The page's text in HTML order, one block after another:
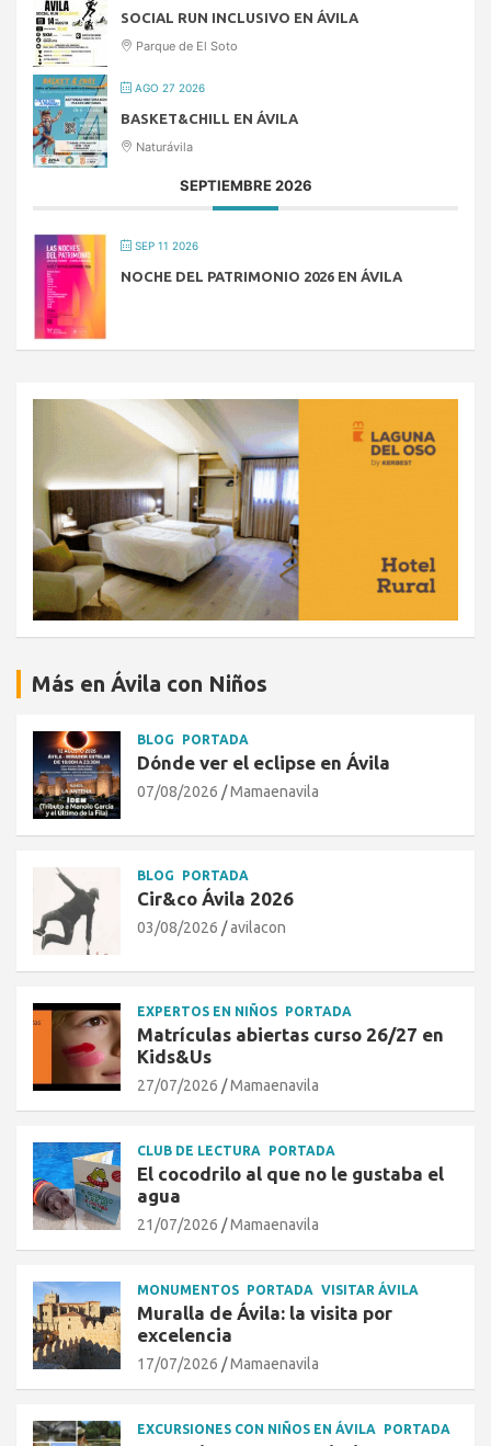
SOCIAL RUN INCLUSIVO EN ÁVILA
Parque de El Soto
AGO 27 2026
BASKET&CHILL EN ÁVILA
Naturávila
SEPTIEMBRE 2026
SEP 11 2026
NOCHE DEL PATRIMONIO 2026 EN ÁVILA
Más en Ávila con Niños
BLOG PORTADA
Dónde ver el eclipse en Ávila
07/08/2026 Mamaenavila
BLOG PORTADA
Cir&co Ávila 2026
03/08/2026 avilacon
EXPERTOS EN NIÑOS PORTADA
Matrículas abiertas curso 26/27 en
Kids&Us
27/07/2026 Mamaenavila
CLUB DE LECTURA PORTADA
El cocodrilo al que no le gustaba el
agua
21/07/2026 Mamaenavila
MONUMENTOS PORTADA VISITAR ÁVILA
Muralla de Ávila: la visita por
excelencia
17/07/2026 Mamaenavila
EXCURSIONES CON NIÑOS EN ÁVILA PORTADA